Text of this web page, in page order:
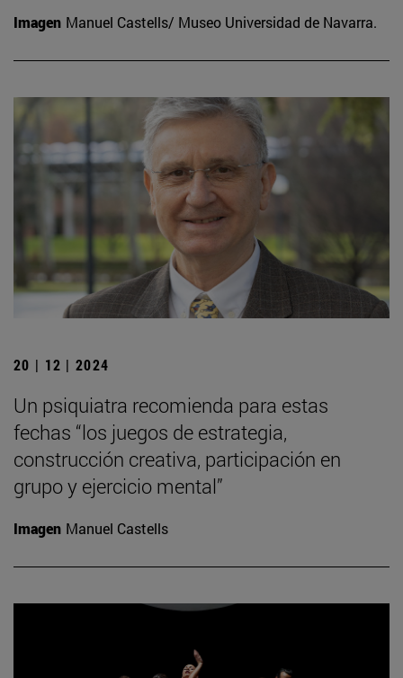
Imagen Manuel Castells/ Museo Universidad de Navarra.
20 | 12 | 2024
Un psiquiatra recomienda para estas
fechas “los juegos de estrategia,
construcción creativa, participación en
grupo y ejercicio mental”
Imagen Manuel Castells